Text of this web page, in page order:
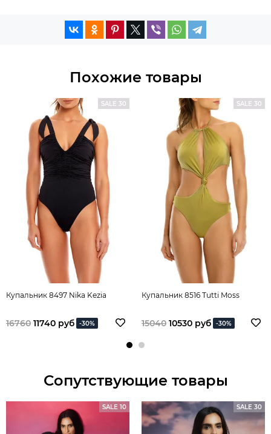
Похожие товары
SALE 30
Купальник 8497 Nika Kezia
16760 11740 руб -30%
SALE 30
Купальник 8516 Tutti Moss
15040 10530 руб -30%
Сопутствующие товары
SALE 10 SALE 30